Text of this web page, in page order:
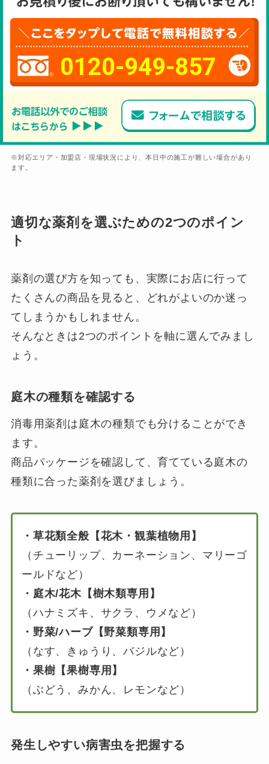
0120-949-857
※対応エリア・加盟店・現場状況により、本日中の施工が難しい場合があり
ます。
適切な薬剤を選ぶための2つのポイン
ト
薬剤の選び方を知っても、実際にお店に行って
たくさんの商品を見ると、どれがよいのか迷っ
てしまうかもしれません。
そんなときは2つのポイントを軸に選んでみまし
ょう。
庭木の種類を確認する
消毒用薬剤は庭木の種類でも分けることができ
ます。
商品パッケージを確認して、育てている庭木の
種類に合った薬剤を選びましょう。
・草花類全般【花木・観葉植物用】
（チューリップ、カーネーション、マリーゴ
ールドなど）
・庭木/花木【樹木類専用】
（ハナミズキ、サクラ、ウメなど）
・野菜/ハーブ【野菜類専用】
（なす、きゅうり、バジルなど）
・果樹【果樹専用】
（ぶどう、みかん、レモンなど）
発生しやすい病害虫を把握する